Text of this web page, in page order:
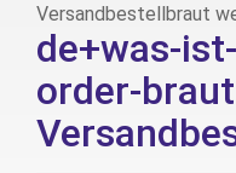
Versandbestellbraut
de+was-
order-braut